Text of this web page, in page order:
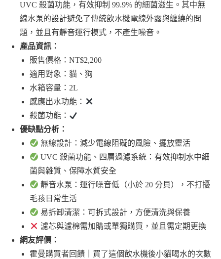
UVC 殺菌功能，有效抑制 99.9% 的細菌滋生。其中無
線水泵的設計避免了傳統飲水機電線外露與纏繞的問
題，並且有靜音運行模式，不產生噪音。
產品資訊：
販售價格：NT$2,200
適用對象：貓、狗
水箱容量：2L
感應出水功能：
殺菌功能：
優缺點分析：
無線設計：減少電線阻礙的風險、擺放靈活
UVC 殺菌功能、四層過濾系統：有效抑制水中細
菌與雜質、保障水質安全
靜音水泵：運行噪音低（小於 20 分貝），不打擾
毛孩日常生活
易拆卸清潔：可拆式設計，方便清洗與保養
濾芯與濾棉需加購或單獨購買，並且需定期更換
網友評價：
霍曼購買者回饋｜買了這個飲水機後小貓喝水的次數